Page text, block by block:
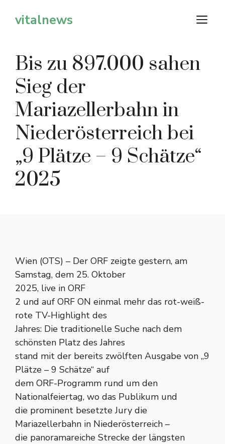
Inhaltvitalnews
Bis zu 897.000 sahen
Sieg der
Mariazellerbahn in
Niederösterreich bei
„9 Plätze – 9 Schätze“
2025
Wien (OTS) – Der ORF zeigte gestern, am
Samstag, dem 25. Oktober
2025, live in ORF
2 und auf ORF ON einmal mehr das rot-weiß-
rote TV-Highlight des
Jahres: Die traditionelle Suche nach dem
schönsten Platz des Jahres
stand mit der bereits zwölften Ausgabe von „9
Plätze – 9 Schätze“ auf
dem ORF-Programm rund um den
Nationalfeiertag, wo das Publikum und
die prominent besetzte Jury die
Mariazellerbahn in Niederösterreich –
die panoramareiche Strecke der längsten